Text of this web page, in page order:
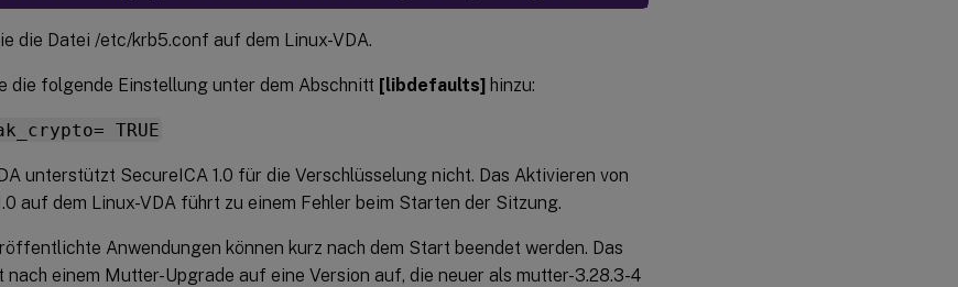
die Datei /etc/krb5.conf auf dem Linux-VDA.
die folgende Einstellung unter dem Abschnitt [libdefaults] hinzu:
TRUE
unterstützt SecureICA 1.0 für die Verschlüsselung nicht. Das Aktivieren von
auf dem Linux-VDA führt zu einem Fehler beim Starten der Sitzung.
Anwendungen können kurz nach dem Start beendet werden. Das
nach einem Mutter-Upgrade auf eine Version auf, die neuer als mutter-3.28.3-4